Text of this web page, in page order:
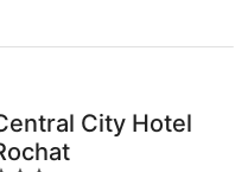
City Hotel